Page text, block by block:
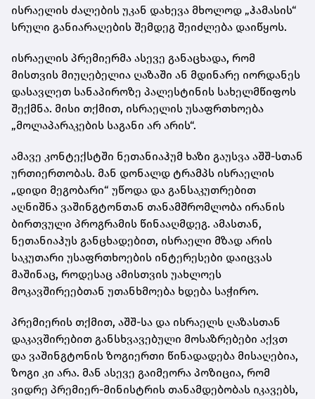
ისრაელის ძალების უკან დახევა მხოლოდ „ჰამასის“
სრული განიარაღების შემდეგ შეიძლება დაიწყოს.
ისრაელის პრემიერმა ასევე განაცხადა, რომ
მისთვის მიუღებელია ღაზაში ან მდინარე იორდანეს
დასავლეთ სანაპიროზე პალესტინის სახელმწიფოს
შექმნა. მისი თქმით, ისრაელის უსაფრთხოება
„მოლაპარაკების საგანი არ არის“.
ამავე კონტექსტში ნეთანიაჰუმ ხაზი გაუსვა აშშ-სთან
ურთიერთობას. მან დონალდ ტრამპს ისრაელის
„დიდი მეგობარი“ უწოდა და განსაკუთრებით
აღნიშნა ვაშინგტონთან თანამშრომლობა ირანის
ბირთვული პროგრამის წინააღმდეგ. ამასთან,
ნეთანიაჰუს განცხადებით, ისრაელი მზად არის
საკუთარი უსაფრთხოების ინტერესები დაიცვას
მაშინაც, როდესაც ამისთვის უახლოეს
მოკავშირეებთან უთანხმოება ხდება საჭირო.
პრემიერის თქმით, აშშ-სა და ისრაელს ღაზასთან
დაკავშირებით განსხვავებული მოსაზრებები აქვთ
და ვაშინგტონის ზოგიერთი წინადადება მისაღებია,
ზოგი კი არა. მან ასევე გაიმეორა პოზიცია, რომ
ვიდრე პრემიერ-მინისტრის თანამდებობას იკავებს,